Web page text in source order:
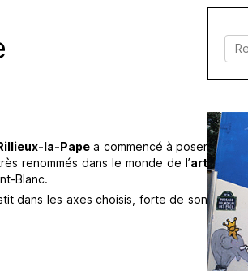
la-Pape a commencé à poser
renommés dans le monde de l’art
Blanc.
dans les axes choisis, forte de son